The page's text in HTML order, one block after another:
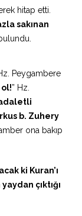
hitap etti.
sakınan
Peygambere
” Hz.
b. Zuhery
ona bakıp
ki Kuran’ı
çıktığı